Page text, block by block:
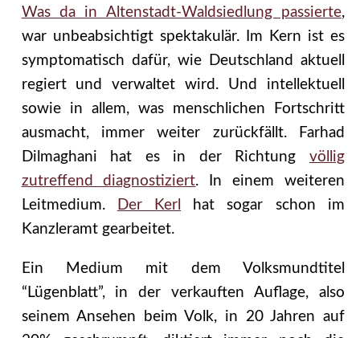
Was da in Altenstadt-Waldsiedlung passierte,
war unbeabsichtigt spektakulär. Im Kern ist es
symptomatisch dafür, wie Deutschland aktuell
regiert und verwaltet wird. Und intellektuell
sowie in allem, was menschlichen Fortschritt
ausmacht, immer weiter zurückfällt. Farhad
Dilmaghani hat es in der Richtung völlig
zutreffend diagnostiziert. In einem weiteren
Leitmedium.
Der Kerl
hat sogar schon im
Kanzleramt gearbeitet.
Ein Medium mit dem Volksmundtitel
“Lügenblatt”, in der verkauften Auflage, also
seinem Ansehen beim Volk, in 20 Jahren auf